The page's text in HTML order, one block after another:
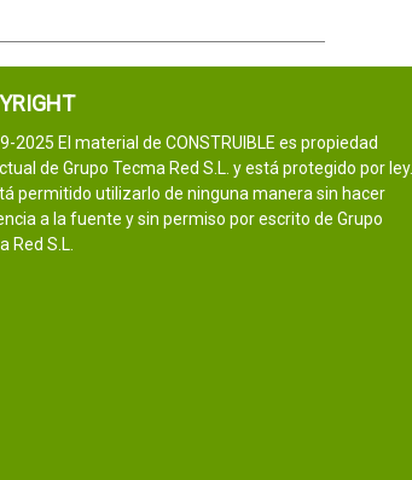
2025 El material de CONSTRUIBLE es propiedad
de Grupo Tecma Red S.L. y está protegido por ley.
permitido utilizarlo de ninguna manera sin hacer
a la fuente y sin permiso por escrito de Grupo
Red S.L.